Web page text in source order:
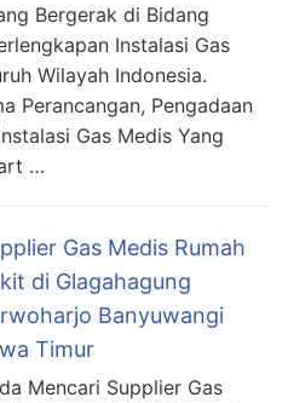
Bergerak di Bidang
Instalasi Gas
Wilayah Indonesia.
Perancangan, Pengadaan
Gas Medis Yang
…
Gas Medis Rumah
di Glagahagung
Banyuwangi
Timur
Mencari Supplier Gas